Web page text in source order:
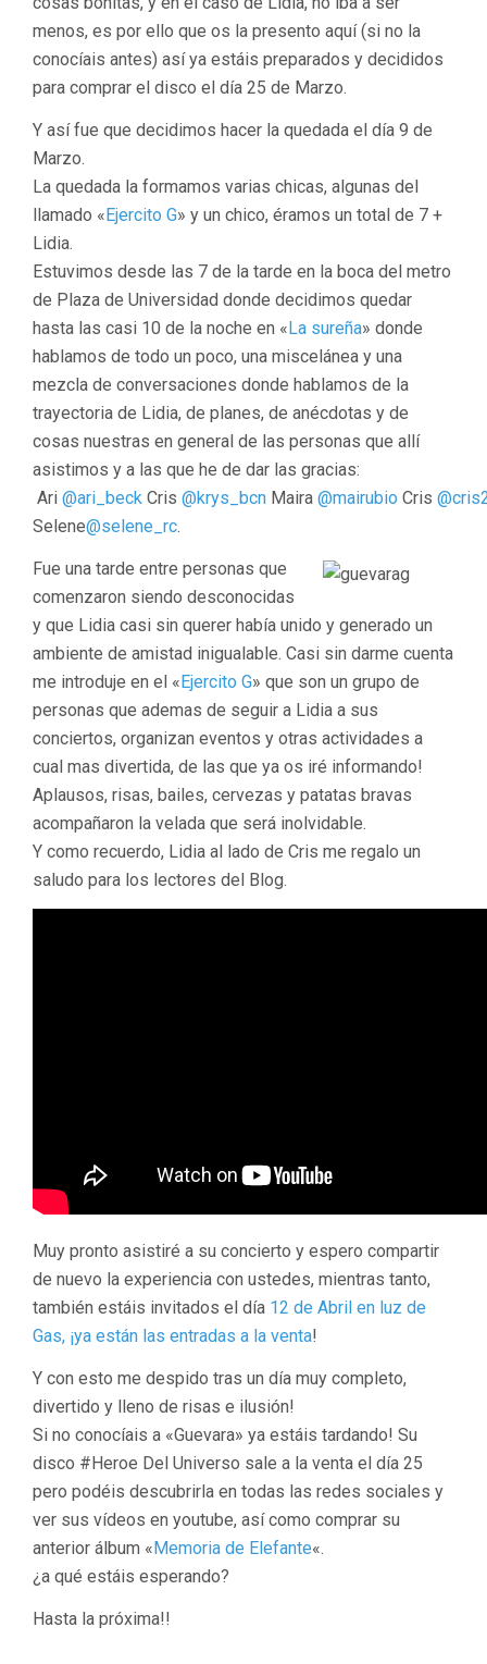
menos, es por ello que os la presento aquí (si no la
conocíais antes) así ya estáis preparados y decididos
para comprar el disco el día 25 de Marzo.
Y así fue que decidimos hacer la quedada el día 9 de
Marzo.
La quedada la formamos varias chicas, algunas del
llamado « Ejercito G» y un chico, éramos un total de 7 +
Lidia.
Estuvimos desde las 7 de la tarde en la boca del metro
de Plaza de Universidad donde decidimos quedar
hasta las casi 10 de la noche en « La sureña» donde
hablamos de todo un poco, una miscelánea y una
mezcla de conversaciones donde hablamos de la
trayectoria de Lidia, de planes, de anécdotas y de
cosas nuestras en general de las personas que allí
asistimos y a las que he de dar las gracias:
Ari @ari_beck Cris @krys_bcn Maira @mairubio Cris
Selene@selene_rc.
Fue una tarde entre personas que
comenzaron siendo desconocidas
y que Lidia casi sin querer había unido y generado un
ambiente de amistad inigualable. Casi sin darme cuenta
me introduje en el « Ejercito G» que son un grupo de
personas que ademas de seguir a Lidia a sus
conciertos, organizan eventos y otras actividades a
cual mas divertida, de las que ya os iré informando!
Aplausos, risas, bailes, cervezas y patatas bravas
acompañaron la velada que será inolvidable.
Y como recuerdo, Lidia al lado de Cris me regalo un
saludo para los lectores del Blog.
Muy pronto asistiré a su concierto y espero compartir
de nuevo la experiencia con ustedes, mientras tanto,
también estáis invitados el día 12 de Abril en luz de
Gas, ¡ya están las entradas a la venta!
Y con esto me despido tras un día muy completo,
divertido y lleno de risas e ilusión!
Si no conocíais a «Guevara» ya estáis tardando! Su
disco #Heroe Del Universo sale a la venta el día 25
pero podéis descubrirla en todas las redes sociales y
ver sus vídeos en youtube, así como comprar su
anterior álbum « Memoria de Elefante«.
¿a qué estáis esperando?
Hasta la próxima!!